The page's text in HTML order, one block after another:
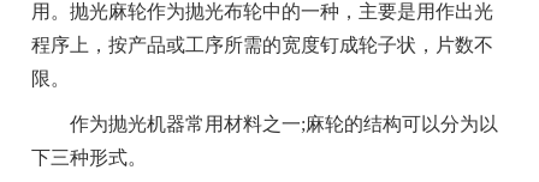
用。抛光麻轮作为抛光布轮中的一种，主要是用作出光
程序上，按产品或工序所需的宽度钉成轮子状，片数不
限。
作为抛光机器常用材料之一;麻轮的结构可以分为以
下三种形式。